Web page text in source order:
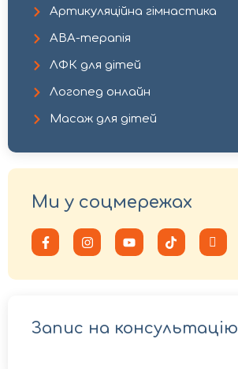
Артикуляційна гімнастика
АВА-терапія
ЛФК для дітей
Логопед онлайн
Масаж для дітей
Ми у соцмережах
Запис на консультацію